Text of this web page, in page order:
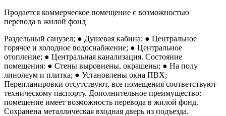
Продается коммерческое помещение с возможностью
перевода в жилой фонд
Раздельный санузел; ● Душевая кабина; ● Центральное
горячее и холодное водоснабжение; ● Центральное
отопление; ● Центральная канализация. Состояние
помещения: ● Стены выровнены, окрашены; ● На полу
линолеум и плитка; ● Установлены окна ПВХ;
Перепланировки отсутствуют, все помещения соответствуют
техническому паспорту. Дополнительное преимущество:
помещение имеет возможность перевода в жилой фонд.
Сохранена металлическая входная дверь из подъезда.